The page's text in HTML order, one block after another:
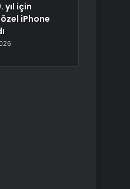
yıl için
özel iPhone